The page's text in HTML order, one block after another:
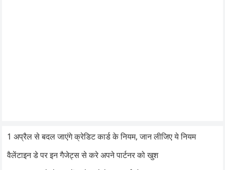
1 अप्रैल से बदल जाएंगे क्रेडिट कार्ड के नियम, जान लीजिए ये नियम
वैलेंटाइन डे पर इन गैजेट्स से करे अपने पार्टनर को खुश